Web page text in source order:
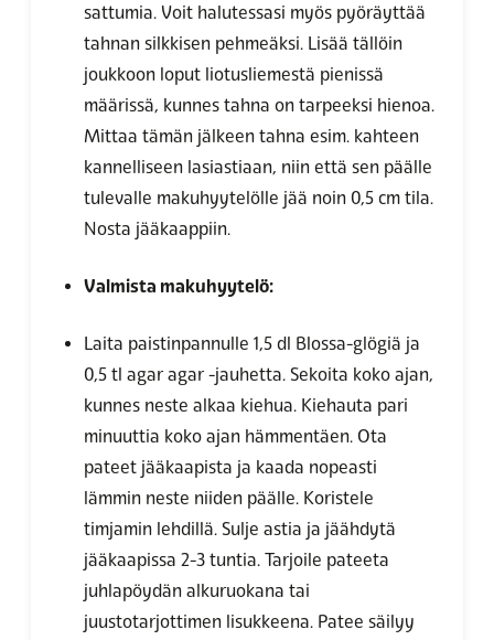
sattumia. Voit halutessasi myös pyöräyttää
tahnan silkkisen pehmeäksi. Lisää tällöin
joukkoon loput liotusliemestä pienissä
määrissä, kunnes tahna on tarpeeksi hienoa.
Mittaa tämän jälkeen tahna esim. kahteen
kannelliseen lasiastiaan, niin että sen päälle
tulevalle makuhyytelölle jää noin 0,5 cm tila.
Nosta jääkaappiin.
Valmista makuhyytelö:
Laita paistinpannulle 1,5 dl Blossa-glögiä ja
0,5 tl agar agar -jauhetta. Sekoita koko ajan,
kunnes neste alkaa kiehua. Kiehauta pari
minuuttia koko ajan hämmentäen. Ota
pateet jääkaapista ja kaada nopeasti
lämmin neste niiden päälle. Koristele
timjamin lehdillä. Sulje astia ja jäähdytä
jääkaapissa 2-3 tuntia. Tarjoile pateeta
juhlapöydän alkuruokana tai
juustotarjottimen lisukkeena. Patee säilyy